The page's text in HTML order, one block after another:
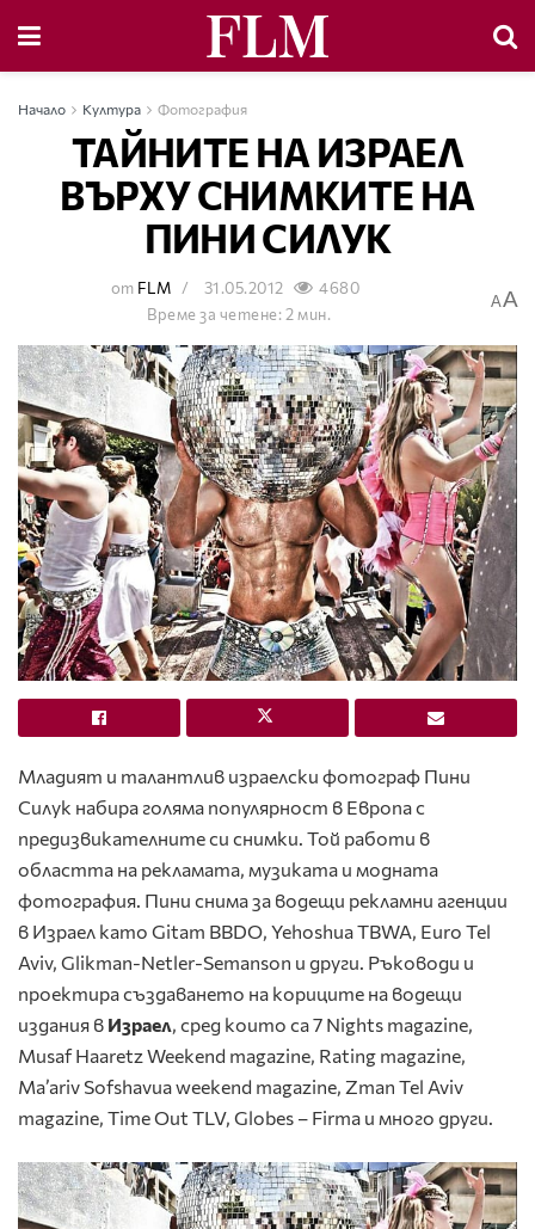
Начало Култура Фотография
ТАЙНИТЕ НА ИЗРАЕЛ
ВЪРХУ СНИМКИТЕ НА
ПИНИ СИЛУК
от FLM 31.05.2012
4680
Време за четене: 2 мин.
AA
Младият и талантлив израелски фотограф Пини
Силук набира голяма популярност в Европа с
предизвикателните си снимки. Той работи в
областта на рекламата, музиката и модната
фотография. Пини снима за водещи рекламни агенции
в Израел като Gitam BBDO, Yehoshua TBWA, Euro Tel
Aviv, Glikman-Netler-Semanson и други. Ръководи и
проектира създаването на кориците на водещи
издания в Израел, сред които са 7 Nights magazine,
Musaf Haaretz Weekend magazine, Rating magazine,
Ma’ariv Sofshavua weekend magazine, Zman Tel Aviv
magazine, Time Out TLV, Globes – Firma и много други.